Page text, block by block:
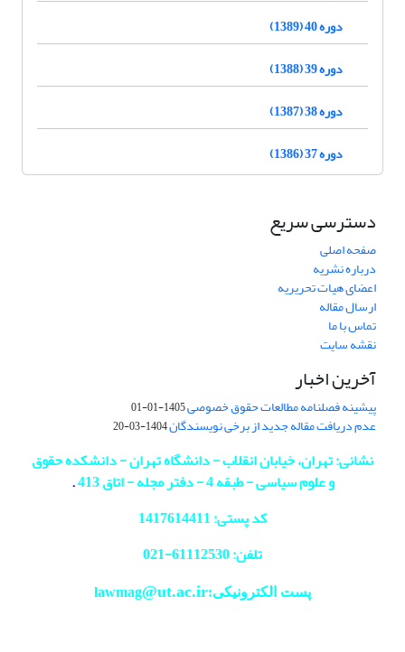
دوره 40 (1389)
دوره 39 (1388)
دوره 38 (1387)
دوره 37 (1386)
دسترسی سریع
صفحه اصلی
درباره نشریه
اعضای هیات تحریریه
ارسال مقاله
تماس با ما
نقشه سایت
آخرین اخبار
پیشینه فصلنامه مطالعات حقوق خصوصی1405-01-01
عدم دریافت مقاله جدید از برخی نویسندگان1404-03-20
نشانی: تهران، خیابان انقلاب - دانشگاه تهران - دانشکده حقوق
و علوم سیاسی - طبقه 4 - دفتر مجله - اتاق 413
.
کد پستی: 1417614411
تلفن: 61112530-
021
پست الکترونیکی:lawmag@ut.ac.ir